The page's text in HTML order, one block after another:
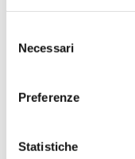
delNecessari
Preferenze
Statistiche
Roberto:Sabina è
quanti incontri,
Sabina: Certo ne ho